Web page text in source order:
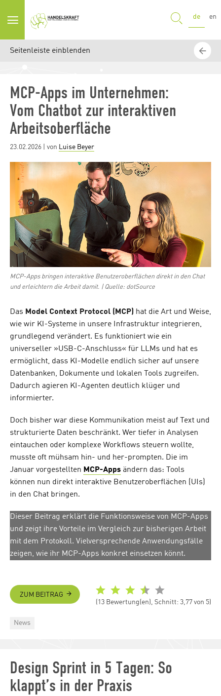
SUCHEde en
MCP-Apps im Unternehmen:
Vom Chatbot zur interaktiven
Arbeitsoberfläche
Posted
23.02.2026 | von Luise Beyer
MCP-Apps bringen interaktive Benutzeroberflächen direkt in den Chat
und erleichtern die Arbeit damit. | Quelle: dotSource
Das Model Context Protocol (MCP) hat die Art und Weise,
wie wir KI-Systeme in unsere Infrastruktur integrieren,
grundlegend verändert. Es funktioniert wie ein
universeller »USB-C-Anschluss« für LLMs und hat es
ermöglicht, dass KI-Modelle endlich sicher auf unsere
Datenbanken, Dokumente und lokalen Tools zugreifen.
Dadurch agieren KI-Agenten deutlich klüger und
informierter.
Doch bisher war diese Kommunikation meist auf Text und
strukturierte Daten beschränkt. Wer tiefer in Analysen
eintauchen oder komplexe Workflows steuern wollte,
musste oft mühsam hin- und her-prompten. Die im
Januar vorgestellten MCP-Apps ändern das: Tools
können nun direkt interaktive Benutzeroberflächen (UIs)
in den Chat bringen.
Dieser Beitrag erklärt die Funktionsweise von MCP-Apps
und zeigt ihre Vorteile im Vergleich zur bisherigen Arbeit
mit dem Protokoll. Vielversprechende Anwendungsfälle
zeigen, wie ihr MCP-Apps konkret einsetzen könnt.
ZUM BEITRAG
(13 Bewertung(en), Schnitt: 3,77 von 5)
Categories
News
Design Sprint in 5 Tagen: So
klappt’s in der Praxis
Seitenleiste einblenden